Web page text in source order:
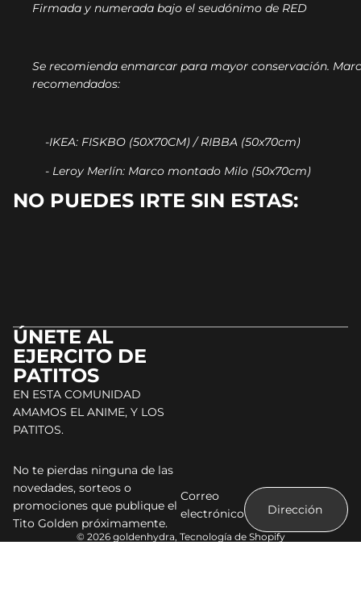
Firmada y numerada bajo el seudónimo de RED
Se recomienda enmarcar para mayor conservación.
recomendados:
-IKEA: FISKBO (50X70CM) / RIBBA (50x70cm)
- Leroy Merlín: Marco montado Milo (50x70cm)
NO PUEDES IRTE SIN ESTAS:
ÚNETE AL
EJERCITO DE
PATITOS
EN ESTA COMUNIDAD
AMAMOS EL ANIME, Y LOS
PATITOS.
No te pierdas ninguna de las
novedades, sorteos o
promociones que publique el
Tito Golden próximamente.
Correo
electrónico
© 2026 goldenhydra, Tecnología de Shopify